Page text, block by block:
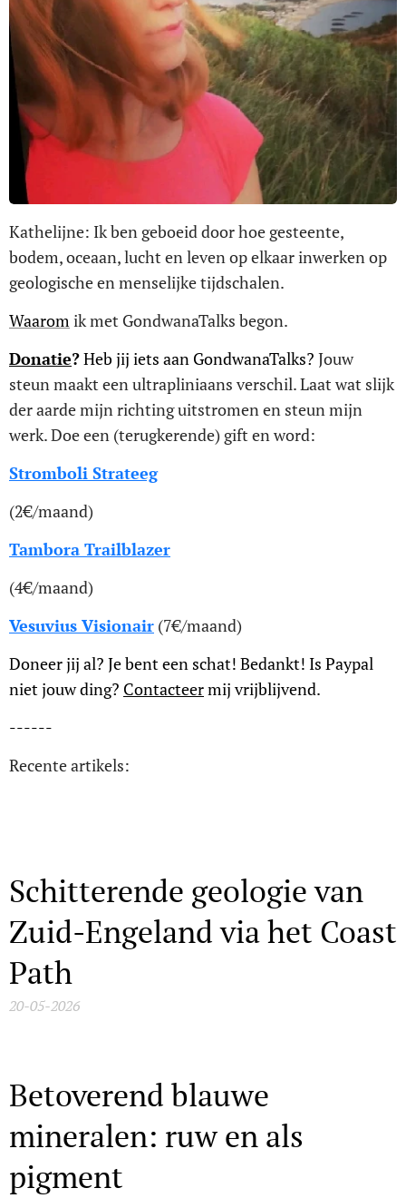
Kathelijne: Ik ben geboeid door hoe gesteente,
bodem, oceaan, lucht en leven op elkaar inwerken op
geologische en menselijke tijdschalen.
Waaromik met GondwanaTalks begon.
Donatie?Heb jij iets aan GondwanaTalks? Jouw
steun maakt een ultrapliniaans verschil. Laat wat slijk
der aarde mijn richting uitstromen en steun mijn
werk. Doe een (terugkerende) gift en word:
Stromboli Strateeg
(2€/maand)
Tambora Trailblazer
(4€/maand)
Vesuvius Visionair (7€/maand)
Doneer jij al? Je bent een schat! Bedankt! Is Paypal
niet jouw ding? Contacteermij vrijblijvend.
------
Recente artikels:
Schitterende geologie van
Zuid-Engeland via het Coast
Path
20-05-2026
Betoverend blauwe
mineralen: ruw en als
pigment